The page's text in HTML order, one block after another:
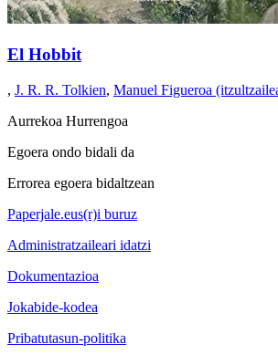
El Hobbit
, J. R. R. Tolkien, Manuel Figueroa
Aurrekoa Hurrengoa
Egoera ondo bidali da
Errorea egoera bidaltzean
Paperjale.eus(r)i buruz
Administratzaileari idatzi
Dokumentazioa
Jokabide-kodea
Pribatutasun-politika